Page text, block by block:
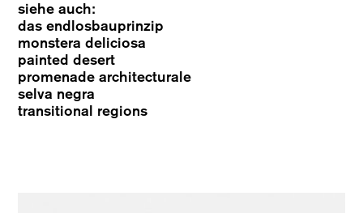
siehe auch:
das endlosbauprinzip
monstera deliciosa
painted desert
promenade architecturale
selva negra
transitional regions